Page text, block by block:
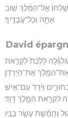
אֶל־הַמֶּ֔לֶךְ שׁ֥וּב
אַתָּ֖ה וְכָל־עֲבָדֶֽיךָ׃
David
לָלֶ֙כֶת֙ לִקְרַ֣את
אֶת־הַיַּרְדֵּֽן׃
וַיֵּ֙רֶד֙ עִם־אִ֣ישׁ
לִקְרַ֖את הַמֶּ֥לֶךְ דָּוִֽד׃
וַחֲמֵ֨שֶׁת עָשָׂ֥ר בָּנָ֛יו